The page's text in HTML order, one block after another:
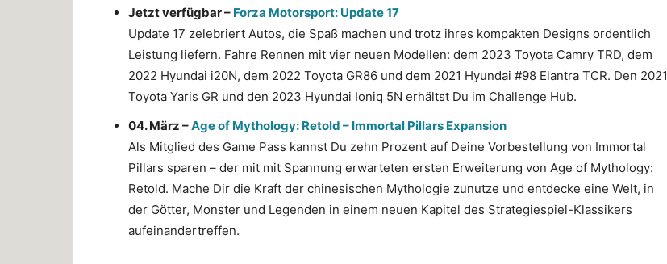
Jetzt verfügbar – Forza Motorsport: Update 17
Update 17 zelebriert Autos, die Spaß machen und trotz ihres kompakten Designs ordentlich
Leistung liefern. Fahre Rennen mit vier neuen Modellen: dem 2023 Toyota Camry TRD, dem
2022 Hyundai i20N, dem 2022 Toyota GR86 und dem 2021 Hyundai #98 Elantra TCR. Den 2021
Toyota Yaris GR und den 2023 Hyundai Ioniq 5N erhältst Du im Challenge Hub.
04. März –Age of Mythology: Retold – Immortal Pillars Expansion
Als Mitglied des Game Pass kannst Du zehn Prozent auf Deine Vorbestellung von Immortal
Pillars sparen – der mit mit Spannung erwarteten ersten Erweiterung von Age of Mythology:
Retold. Mache Dir die Kraft der chinesischen Mythologie zunutze und entdecke eine Welt, in
der Götter, Monster und Legenden in einem neuen Kapitel des Strategiespiel-Klassikers
aufeinandertreffen.